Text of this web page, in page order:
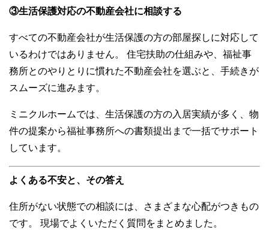
③生活保護対応の不動産会社に相談する
すべての不動産会社が生活保護の方の部屋探しに対応して
いるわけではありません。 住宅扶助の仕組みや、福祉事
務所とのやりとりに慣れた不動産会社を選ぶと、手続きが
スムーズに進みます。
ミニクルホームでは、生活保護の方の入居実績が多く、物
件の提案から福祉事務所への書類提出まで一括でサポート
しています。
よくある不安と、その答え
住所がない状態での相談には、さまざまな心配がつきもの
です。 現場でよくいただく質問をまとめました。